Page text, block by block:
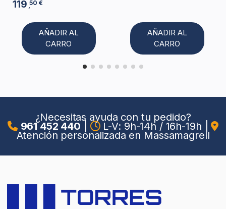
119 ,50 €
AÑADIR AL
CARRO
AÑADIR AL
CARRO
¿Necesitas ayuda con tu pedido?
961 452 440 L-V: 9h-14h / 16h-19h
Atención personalizada en Massamagrell